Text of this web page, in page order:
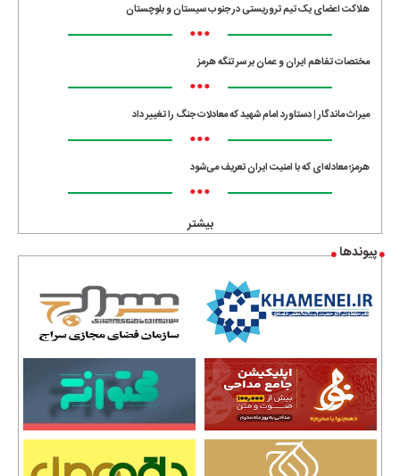
هلاکت اعضای یک تیم تروریستی در جنوب سیستان و بلوچستان
•••
مختصات تفاهم ایران و عمان بر سر تنگه هرمز
•••
میراث ماندگار | دستاورد امام شهید که معادلات جنگ را تغییر داد
•••
هرمز؛ معادله‌ای که با امنیت ایران تعریف می‌شود
•••
بیشتر
پیوندها